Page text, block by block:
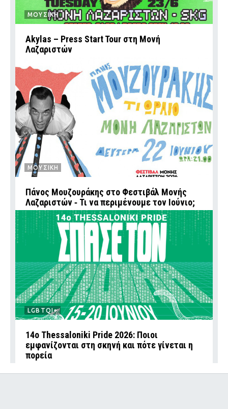
ΜΟΥΣΙΚΗ
Akylas – Press Start Tour στη Μονή
Λαζαριστών
ΜΟΥΣΙΚΗ
Πάνος Μουζουράκης στο Φεστιβάλ Μονής
Λαζαριστών ‑ Τι να περιμένουμε τον Ιούνιο;
LGBTQI+
14ο Thessaloniki Pride 2026: Ποιοι
εμφανίζονται στη σκηνή και πότε γίνεται η
πορεία